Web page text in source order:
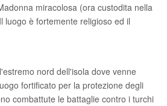
miracolosa (ora custodita nella
luogo è fortemente religioso ed il
nord dell'isola dove venne
fortificato per la protezione degli
combattute le battaglie contro i turchi